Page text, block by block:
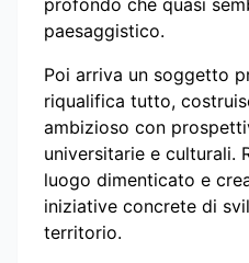
paesaggistico.
Poi arriva un soggetto
riqualifica tutto,
ambizioso con
universitarie e culturali.
luogo dimenticato e
iniziative concrete di
territorio.